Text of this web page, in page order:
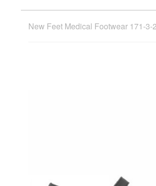
New Feet Medical Footwear 171-3-